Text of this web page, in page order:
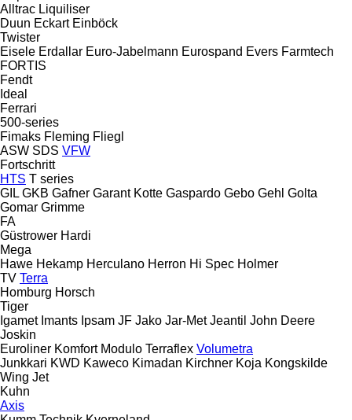
Alltrac Liquiliser
Duun Eckart Einböck
Twister
Eisele Erdallar Euro-Jabelmann Eurospand Evers Farmtech
FORTIS
Fendt
Ideal
Ferrari
500-series
Fimaks Fleming Fliegl
ASW SDS VFW
Fortschritt
HTS T series
GIL GKB Gafner Garant Kotte Gaspardo Gebo Gehl Golta
Gomar Grimme
FA
Güstrower Hardi
Mega
Hawe Hekamp Herculano Herron Hi Spec Holmer
TV Terra
Homburg Horsch
Tiger
Igamet Imants Ipsam JF Jako Jar-Met Jeantil John Deere
Joskin
Euroliner Komfort Modulo Terraflex Volumetra
Junkkari KWD Kaweco Kimadan Kirchner Koja Kongskilde
Wing Jet
Kuhn
Axis